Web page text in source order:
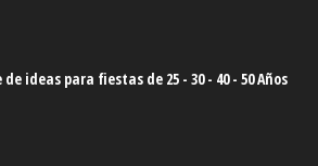
ideas para fiestas de 25 - 30 - 40 - 50 Años